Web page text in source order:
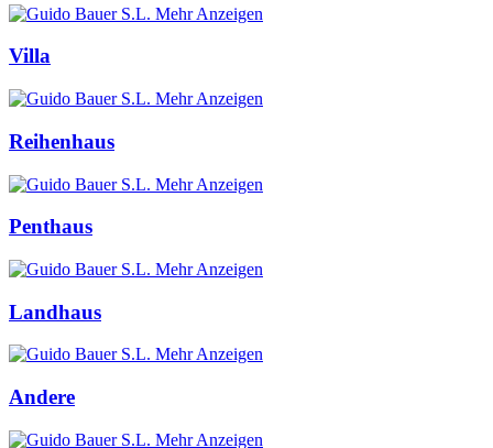
Mehr Anzeigen
Villa
Mehr Anzeigen
Reihenhaus
Mehr Anzeigen
Penthaus
Mehr Anzeigen
Landhaus
Mehr Anzeigen
Andere
Mehr Anzeigen